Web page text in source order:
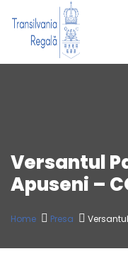
Versantul
Apuseni –
Home Presa